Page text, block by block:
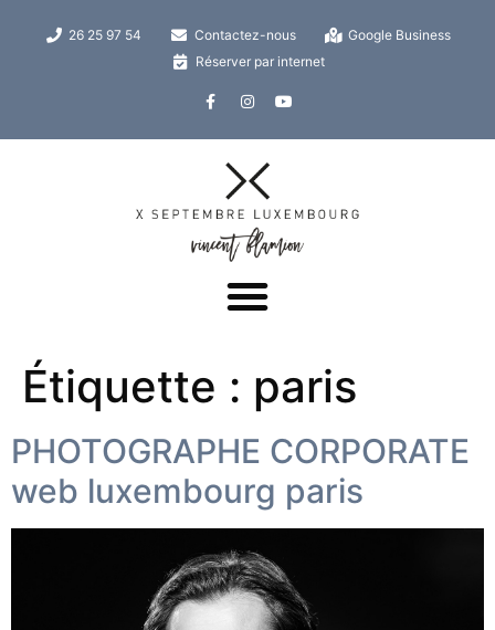
26 25 97 54 Contactez-nous
Google Business
Réserver par internet
Étiquette : paris
PHOTOGRAPHE CORPORATE
web luxembourg paris